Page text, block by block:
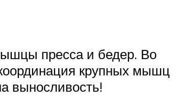
пресса и бедер. Во
крупных мышц
выносливость!